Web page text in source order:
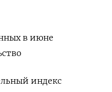
в июне
индекс